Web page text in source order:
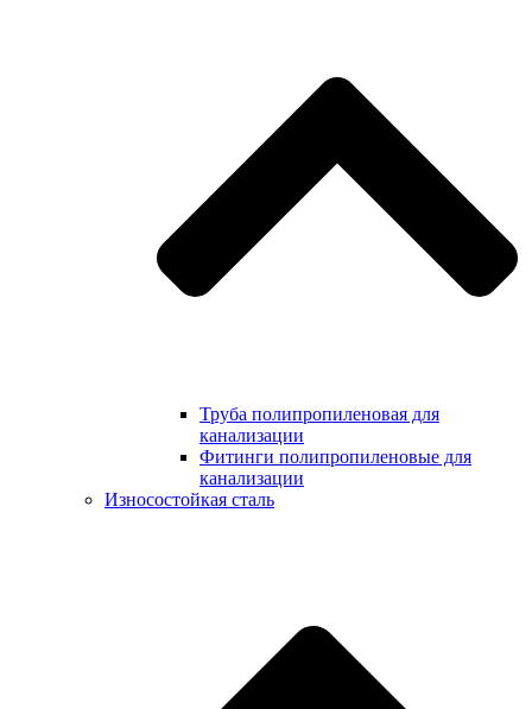
Труба полипропиленовая для
канализации
Фитинги полипропиленовые для
канализации
Износостойкая сталь